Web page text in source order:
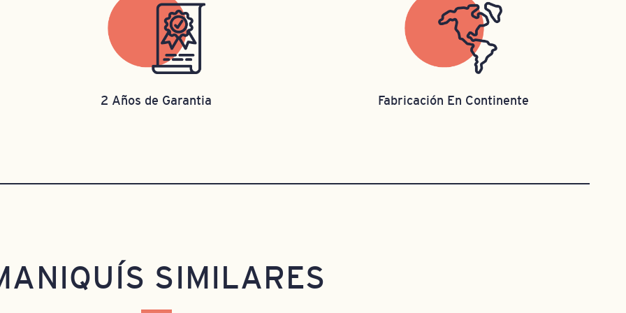
2 Años de Garantia Fabricación En Continente
SIMILARES